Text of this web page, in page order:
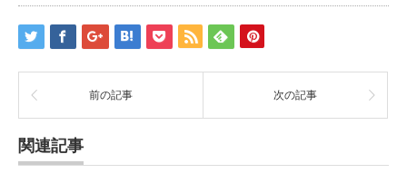
前の記事 次の記事
関連記事